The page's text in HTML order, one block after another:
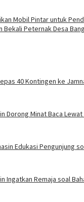
Mobil Pintar untuk
Bekali Peternak Desa
40 Kontingen ke
Dorong Minat Baca
Edukasi Pengunjung
Ingatkan Remaja soal